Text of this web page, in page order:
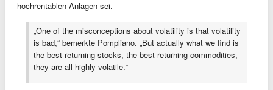
hochrentablen Anlagen sei.
„One of the misconceptions about volatility is that volatility
is bad,“ bemerkte Pompliano. „But actually what we find is
the best returning stocks, the best returning commodities,
they are all highly volatile.“